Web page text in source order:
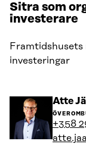
Sitra som
investerare
investeringar
Atte
+358